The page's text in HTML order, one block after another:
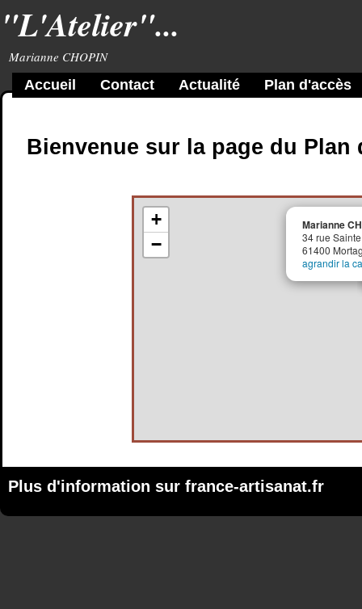
"L'Atelier"...
Marianne CHOPIN
Bienvenue sur la page du Plan
Marianne
34 rue
61400
agrandir la
+
−
Plus d'information sur france-artisanat.fr
Accueil Contact Actualité Plan d'accès